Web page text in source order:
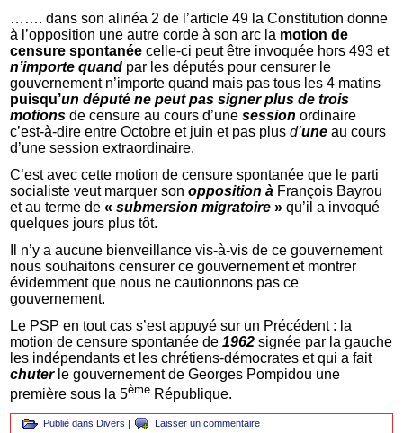
……. dans son alinéa 2 de l’article 49 la Constitution donne
à l’opposition une autre corde à son arc la motion de
censure spontanée celle-ci peut être invoquée hors 493 et
n’importe quand par les députés pour censurer le
gouvernement n’importe quand mais pas tous les 4 matins
puisqu’un député ne peut pas signer plus de trois
motions de censure au cours d’unesession ordinaire
c’est-à-dire entre Octobre et juin et pas plusd’une au cours
d’une session extraordinaire.
C’est avec cette motion de censure spontanée que le parti
socialiste veut marquer sonopposition à François Bayrou
et au terme de «submersion migratoire » qu’il a invoqué
quelques jours plus tôt.
Il n’y a aucune bienveillance vis-à-vis de ce gouvernement
nous souhaitons censurer ce gouvernement et montrer
évidemment que nous ne cautionnons pas ce
gouvernement.
Le PSP en tout cas s’est appuyé sur un Précédent : la
motion de censure spontanée de1962 signée par la gauche
les indépendants et les chrétiens-démocrates et qui a fait
chuterle gouvernement de Georges Pompidou une
première sous la 5ème République.
Publié dans Divers | Laisser un commentaire